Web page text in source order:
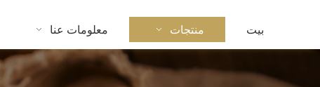
بيت منتجات معلومات عنا